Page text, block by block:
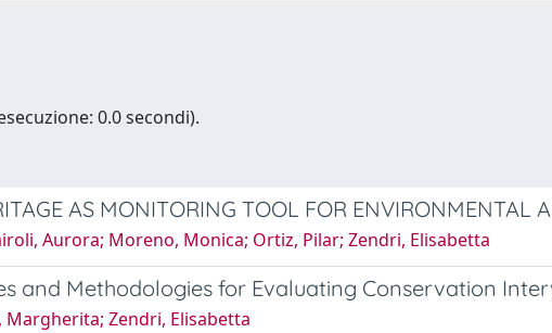
0.0 secondi).
AS MONITORING TOOL FOR ENVIRONMENTAL
Aurora; Moreno, Monica; Ortiz, Pilar; Zendri, Elisabetta
and Methodologies for Evaluating Conservation
Margherita; Zendri, Elisabetta